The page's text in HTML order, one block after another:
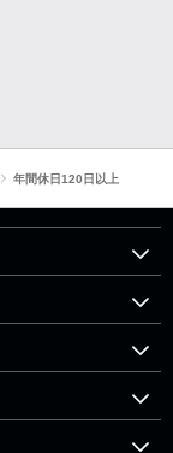
年間休日120日以上